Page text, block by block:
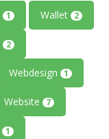
1 Wallet 2
2
Webdesign 1
Website 7
1